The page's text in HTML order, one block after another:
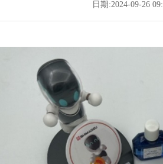
日期:2024-09-26